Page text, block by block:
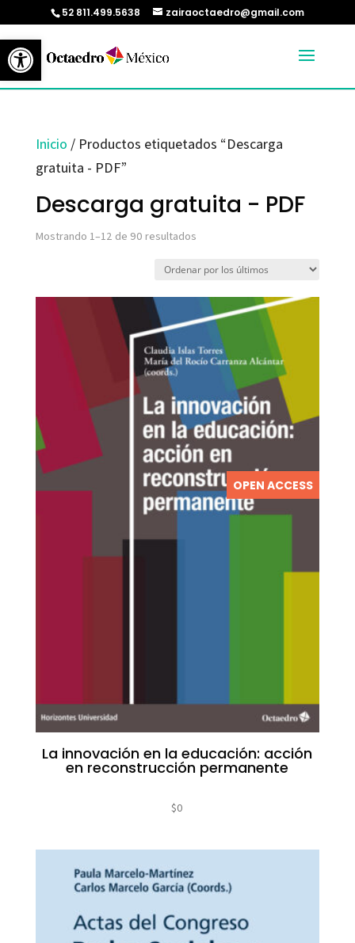
Abrir barra de herramientas
52 811.499.5638 zairaoctaedro@gmail.com
Inicio / Productos etiquetados “Descarga
gratuita - PDF”
Descarga gratuita - PDF
Mostrando 1–12 de 90 resultadosOrdenado
últimos
OPEN ACCESS
La innovación en la educación: acción
en reconstrucción permanente
$0